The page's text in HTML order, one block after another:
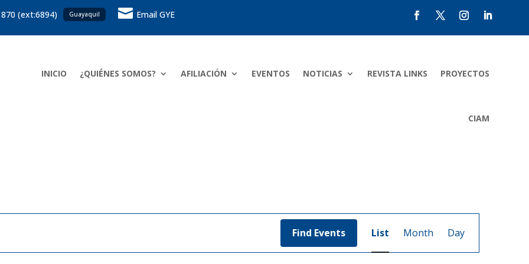
(ext:6894) Guayaquil  Email GYE
INICIO ¿QUIÉNES SOMOS? AFILIACIÓN EVENTOS NOTICIAS REVISTA LINKS PROYECTOS
CIAM
Find Events
Event
Views
List Month Day